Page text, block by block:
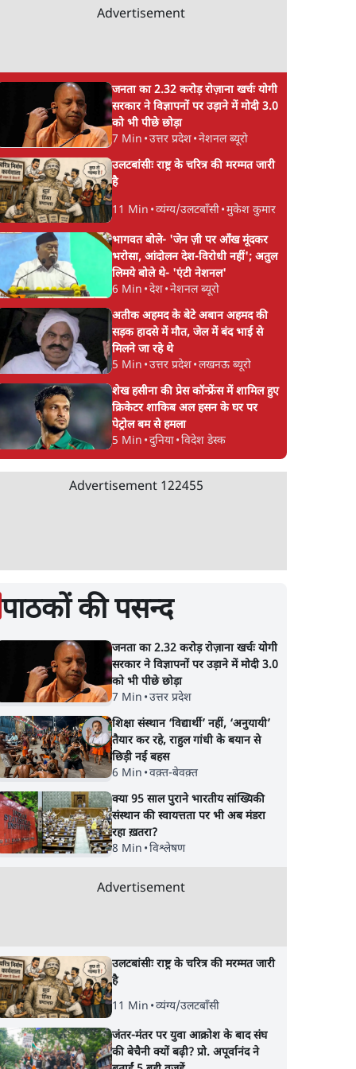
Satya Hindi News
Bulletin। 7 अगस्त ,रात 8
Advertisement
जनता का 2.32 करोड़ रोज़ाना खर्चः योगी
सरकार ने विज्ञापनों पर उड़ाने में मोदी 3.0
को भी पीछे छोड़ा
7 Min •उत्तर प्रदेश•नेशनल ब्यूरो
उलटबांसीः राष्ट्र के चरित्र की मरम्मत जारी
है
11 Min •व्यंग्य/उलटबाँसी•मुकेश कुमार
भागवत बोले- 'जेन ज़ी पर आँख मूंदकर
भरोसा, आंदोलन देश-विरोधी नहीं'; अतुल
लिमये बोले थे- 'एंटी नेशनल'
6 Min •देश•नेशनल ब्यूरो
अतीक अहमद के बेटे अबान अहमद की
सड़क हादसे में मौत, जेल में बंद भाई से
मिलने जा रहे थे
5 Min •उत्तर प्रदेश•लखनऊ ब्यूरो
शेख हसीना की प्रेस कॉन्फ्रेंस में शामिल हुए
क्रिकेटर शाकिब अल हसन के घर पर
पेट्रोल बम से हमला
5 Min •दुनिया•विदेश डेस्क
Advertisement 122455
पाठकों की पसन्द
जनता का 2.32 करोड़ रोज़ाना खर्चः योगी
सरकार ने विज्ञापनों पर उड़ाने में मोदी 3.0
को भी पीछे छोड़ा
7 Min •उत्तर प्रदेश
शिक्षा संस्थान ‘विद्यार्थी’ नहीं, ‘अनुयायी’
तैयार कर रहे, राहुल गांधी के बयान से
छिड़ी नई बहस
6 Min •वक़्त-बेवक़्त
क्या 95 साल पुराने भारतीय सांख्यिकी
संस्थान की स्वायत्तता पर भी अब मंडरा
रहा ख़तरा?
8 Min •विश्लेषण
Advertisement
उलटबांसीः राष्ट्र के चरित्र की मरम्मत जारी
है
11 Min •व्यंग्य/उलटबाँसी
जंतर-मंतर पर युवा आक्रोश के बाद संघ
की बेचैनी क्यों बढ़ी? प्रो. अपूर्वानंद ने